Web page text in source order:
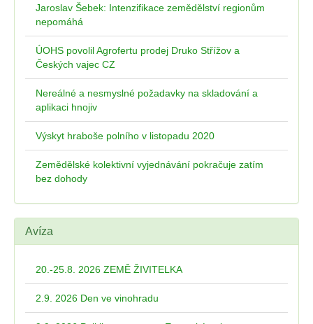
Jaroslav Šebek: Intenzifikace zemědělství regionům
nepomáhá
ÚOHS povolil Agrofertu prodej Druko Střížov a
Českých vajec CZ
Nereálné a nesmyslné požadavky na skladování a
aplikaci hnojiv
Výskyt hraboše polního v listopadu 2020
Zemědělské kolektivní vyjednávání pokračuje zatím
bez dohody
Avíza
20.-25.8. 2026 ZEMĚ ŽIVITELKA
2.9. 2026 Den ve vinohradu